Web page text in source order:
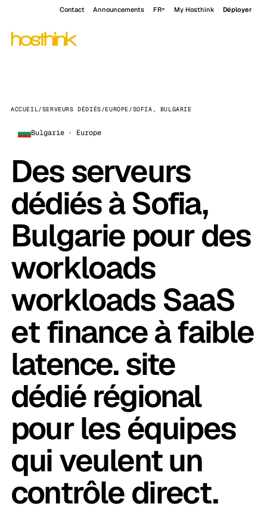
Contact Announcements FR My Hosthink Déployer
ACCUEIL/SERVEURS DÉDIÉS/EUROPE/SOFIA, BULGARIE
Bulgarie · Europe
Des serveurs
dédiés à Sofia,
Bulgarie pour des
workloads
workloads SaaS
et finance à faible
latence. site
dédié régional
pour les équipes
qui veulent un
contrôle direct.